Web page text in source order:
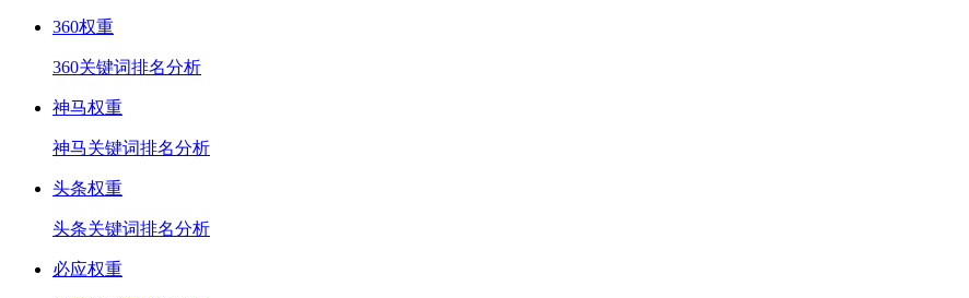
360权重
360关键词排名分析
神马权重
神马关键词排名分析
头条权重
头条关键词排名分析
必应权重